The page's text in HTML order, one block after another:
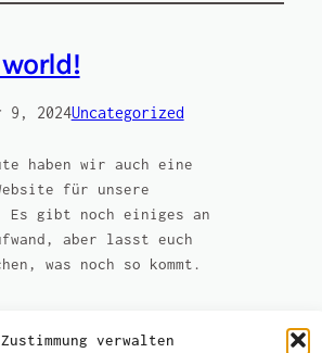
Zustimmung verwalten
9, 2024Uncategorized
haben wir auch eine
für unsere
Es gibt noch einiges an
aber lasst euch
was noch so kommt.